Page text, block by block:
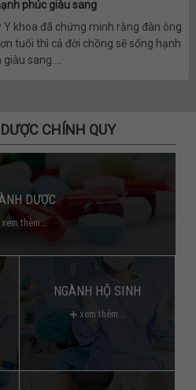
phúc giàu sang
Y khoa đã chứng minh rằng đàn ông
tuổi thì cả đời chồng sẽ sống hạnh
sang....
CHÍNH QUY
DƯỢC
thêm...
NGÀNH HỘ SINH
xem thêm...